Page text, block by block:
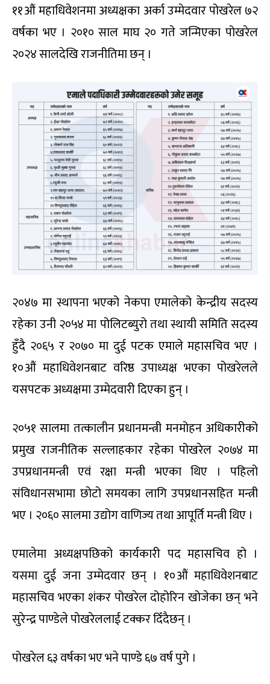
११औं महाधिवेशनमा अध्यक्षका अर्का उम्मेदवार पोखरेल ७२
वर्षका भए । २०१० साल माघ २० गते जन्मिएका पोखरेल
२०२४ सालदेखि राजनीतिमा छन् ।
२०४७ मा स्थापना भएको नेकपा एमालेको केन्द्रीय सदस्य
रहेका उनी २०५४ मा पोलिटब्युरो तथा स्थायी समिति सदस्य
हुँदै २०६५ र २०७० मा दुई पटक एमाले महासचिव भए ।
१०औं महाधिवेशनबाट वरिष्ठ उपाध्यक्ष भएका पोखरेलले
यसपटक अध्यक्षमा उम्मेदवारी दिएका हुन् ।
२०५१ सालमा तत्कालीन प्रधानमन्त्री मनमोहन अधिकारीको
प्रमुख राजनीतिक सल्लाहकार रहेका पोखरेल २०७४ मा
उपप्रधानमन्त्री एवं रक्षा मन्त्री भएका थिए । पहिलो
संविधानसभामा छोटो समयका लागि उपप्रधानसहित मन्त्री
भए । २०६० सालमा उद्योग वाणिज्य तथा आपूर्ति मन्त्री थिए ।
एमालेमा अध्यक्षपछिको कार्यकारी पद महासचिव हो ।
यसमा दुई जना उम्मेदवार छन् । १०औं महाधिवेशनबाट
महासचिव भएका शंकर पोखरेल दोहोरिन खोजेका छन् भने
सुरेन्द्र पाण्डेले पोखरेललाई टक्कर दिँदैछन् ।
पोखरेल ६३ वर्षका भए भने पाण्डे ६७ वर्ष पुगे ।